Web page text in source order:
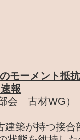
モーメント抵
報
会 古材WG）
建築が持つ接